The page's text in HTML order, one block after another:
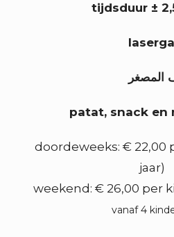
tijdsduur ±
المصغر
patat, snack en
doordeweeks: € 22,00
jaar)
weekend: € 26,00 per
vanaf 4